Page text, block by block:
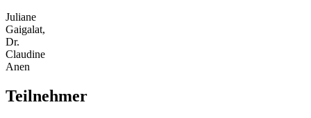
Juliane
Gaigalat,
Dr.
Claudine
Anen
Teilnehmer